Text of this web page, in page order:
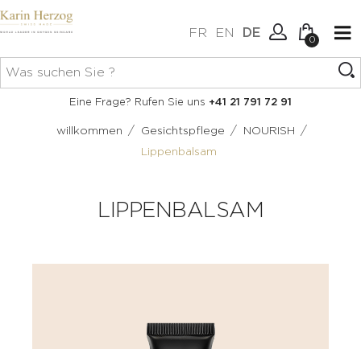
FR EN DE
Verbindung
0
Keine Artikel im Warenkorb.
Eine Frage? Rufen Sie uns +41 21 791 72 91
willkommen / Gesichtspflege / NOURISH /
Lippenbalsam
LIPPENBALSAM